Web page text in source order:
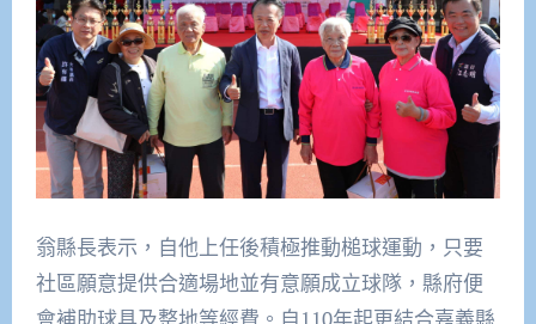
翁縣長表示，自他上任後積極推動槌球運動，只要
社區願意提供合適場地並有意願成立球隊，縣府便
會補助球具及整地等經費。自110年起更結合嘉義縣